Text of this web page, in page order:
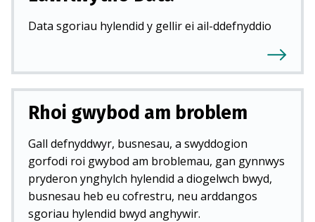
Data sgoriau hylendid y gellir ei ail-ddefnyddio
Rhoi gwybod am broblem
Gall defnyddwyr, busnesau, a swyddogion
gorfodi roi gwybod am broblemau, gan gynnwys
pryderon ynghylch hylendid a diogelwch bwyd,
busnesau heb eu cofrestru, neu arddangos
sgoriau hylendid bwyd anghywir.